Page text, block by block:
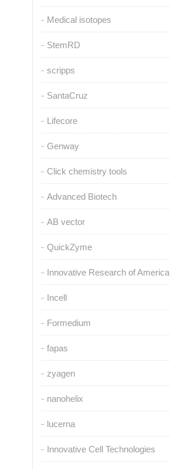
Medical isotopes
StemRD
scripps
SantaCruz
Lifecore
Genway
Click chemistry tools
Advanced Biotech
AB vector
QuickZyme
Innovative Research of America
Incell
Formedium
fapas
zyagen
nanohelix
lucerna
Innovative Cell Technologies